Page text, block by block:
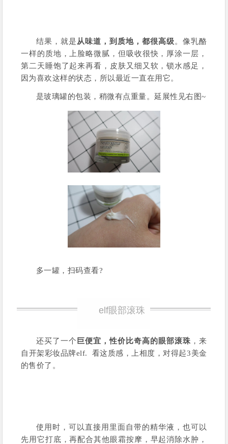
结果，就是 从味道，到质地，都很高级。像乳酪
一样的质地，上脸略微腻，但吸收很快，厚涂一层，
第二天睡饱了起来再看，皮肤又细又软，锁水感足，
因为喜欢这样的状态，所以最近一直在用它。
是玻璃罐的包装，稍微有点重量。延展性见右图~
多一罐，扫码查看?
elf眼部滚珠
还买了一个 巨便宜，性价比奇高的眼部滚珠 ，来
自开架彩妆品牌elf. 看这质感，上相度，对得起3美金
的售价了。
使用时，可以直接用里面自带的精华液，也可以
先用它打底，再配合其他眼霜按摩，早起消除水肿，